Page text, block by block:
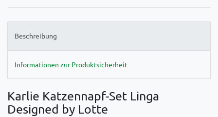
Beschreibung
Informationen zur Produktsicherheit
Karlie Katzennapf-Set Linga
Designed by Lotte